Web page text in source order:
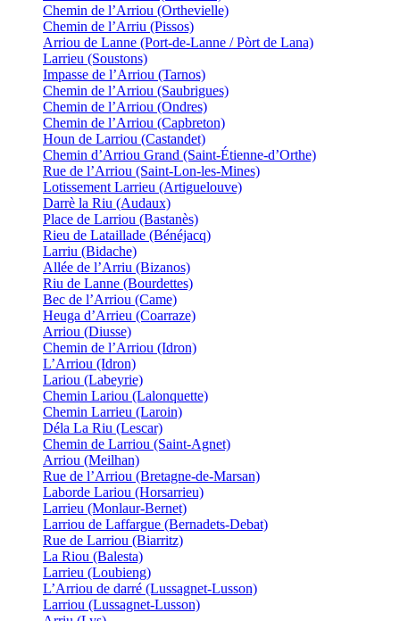
Chemin de l’Arriou (Orthevielle)
Chemin de l’Arriu (Pissos)
Arriou de Lanne (Port-de-Lanne / Pòrt de Lana)
Larrieu (Soustons)
Impasse de l’Arriou (Tarnos)
Chemin de l’Arriou (Saubrigues)
Chemin de l’Arriou (Ondres)
Chemin de l’Arriou (Capbreton)
Houn de Larriou (Castandet)
Chemin d’Arriou Grand (Saint-Étienne-d’Orthe)
Rue de l’Arriou (Saint-Lon-les-Mines)
Lotissement Larrieu (Artiguelouve)
Darrè la Riu (Audaux)
Place de Larriou (Bastanès)
Rieu de Lataillade (Bénéjacq)
Larriu (Bidache)
Allée de l’Arriu (Bizanos)
Riu de Lanne (Bourdettes)
Bec de l’Arriou (Came)
Heuga d’Arrieu (Coarraze)
Arriou (Diusse)
Chemin de l’Arriou (Idron)
L’Arriou (Idron)
Lariou (Labeyrie)
Chemin Lariou (Lalonquette)
Chemin Larrieu (Laroin)
Déla La Riu (Lescar)
Chemin de Larriou (Saint-Agnet)
Arriou (Meilhan)
Rue de l’Arriou (Bretagne-de-Marsan)
Laborde Lariou (Horsarrieu)
Larrieu (Monlaur-Bernet)
Larriou de Laffargue (Bernadets-Debat)
Rue de Larriou (Biarritz)
La Riou (Balesta)
Larrieu (Loubieng)
L’Arriou de darré (Lussagnet-Lusson)
Larriou (Lussagnet-Lusson)